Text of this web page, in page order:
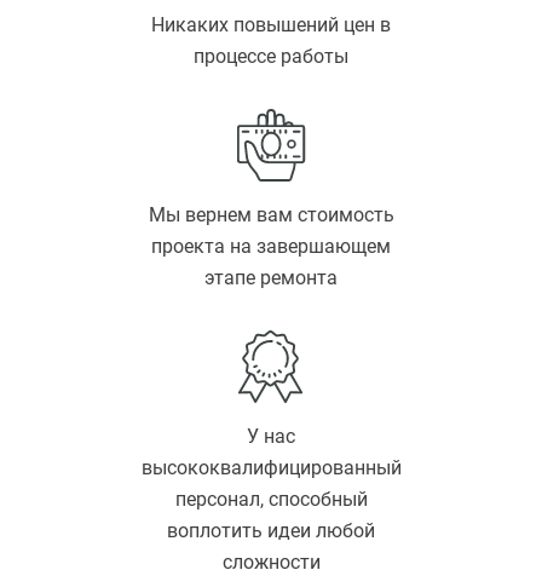
Никаких повышений цен в
процессе работы
Мы вернем вам стоимость
проекта на завершающем
этапе ремонта
У нас
высококвалифицированный
персонал, способный
воплотить идеи любой
сложности